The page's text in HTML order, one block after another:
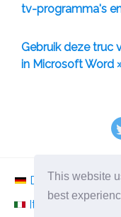
This website
best
tv-programma's
Gebruik deze truc
in Microsoft Word
Deutsch
Italiano